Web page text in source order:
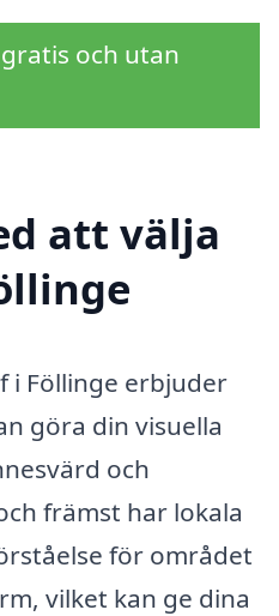
och utan
att välja
i Föllinge erbjuder
göra din visuella
och
främst har lokala
för området
vilket kan ge dina